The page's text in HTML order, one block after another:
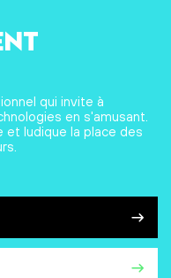
qui invite à
en s'amusant.
et ludique la place des